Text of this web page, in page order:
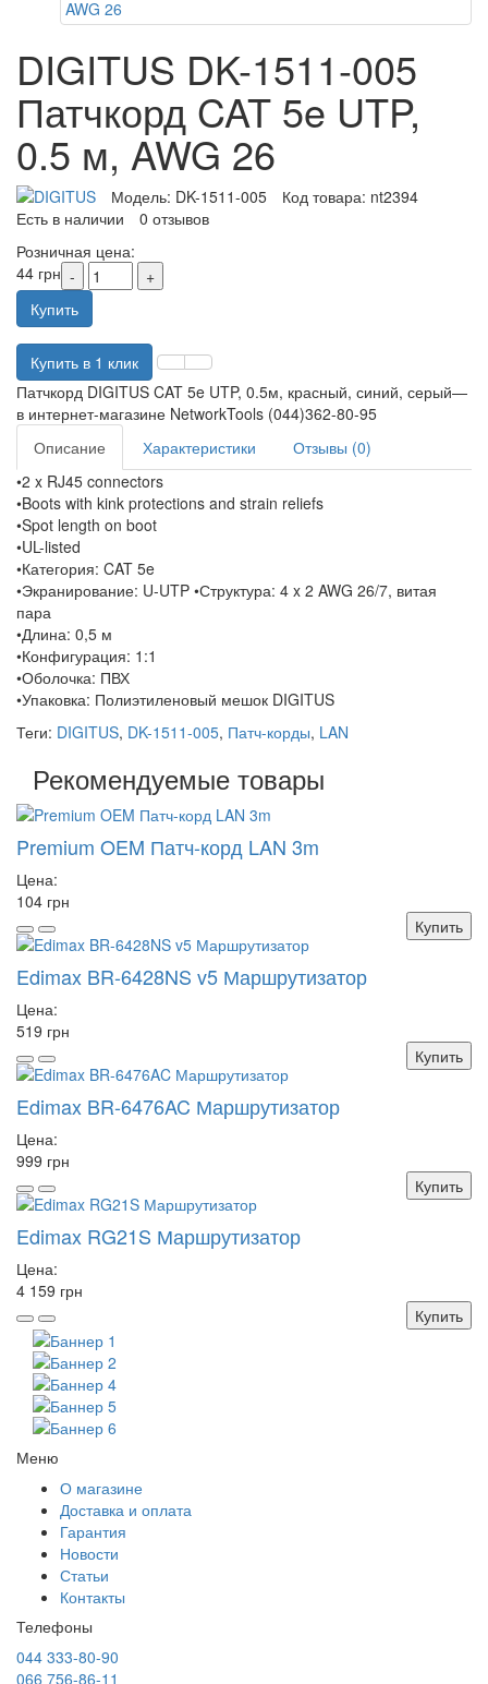
DIGITUS DK-1511-005
Патчкорд CAT 5e UTP,
0.5 м, AWG 26
Модель: DK-1511-005 Код товара: nt2394
Есть в наличии
0 отзывов
Розничная цена:
44 грн
Купить
Купить в 1 клик
Патчкорд DIGITUS CAT 5e UTP, 0.5м, красный, синий, серый—
в интернет-магазине NetworkTools (044)362-80-95
Описание
Характеристики
Отзывы (0)
•2 x RJ45 connectors
•Boots with kink protections and strain reliefs
•Spot length on boot
•UL-listed
•Категория: CAT 5e
•Экранирование: U-UTP •Структура: 4 x 2 AWG 26/7, витая
пара
•Длина: 0,5 м
•Конфигурация: 1:1
•Оболочка: ПВХ
•Упаковка: Полиэтиленовый мешок DIGITUS
Теги: DIGITUS, DK-1511-005, Патч-корды, LAN
Рекомендуемые товары
Premium OEM Патч-корд LAN 3m
Цена:
104 грн
Купить
Edimax BR-6428NS v5 Маршрутизатор
Цена:
519 грн
Купить
Edimax BR-6476AC Маршрутизатор
Цена:
999 грн
Купить
Edimax RG21S Маршрутизатор
Цена:
4 159 грн
Купить
Меню
О магазине
Доставка и оплата
Гарантия
Новости
Статьи
Контакты
Телефоны
044 333-80-90
066 756-86-11